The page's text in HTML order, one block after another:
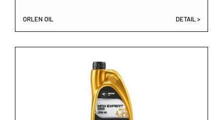
ORLEN OIL DETAIL >